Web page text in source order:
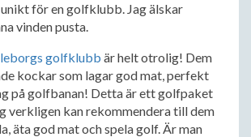
för en golfklubb. Jag älskar
vinden pusta.
golfklubb är helt otrolig! Dem
kockar som lagar god mat, perfekt
på golfbanan! Detta är ett golfpaket
verkligen kan rekommendera till dem
äta god mat och spela golf. Är man